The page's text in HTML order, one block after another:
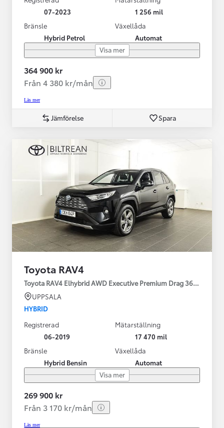
07-2023
1 256 mil
Bränsle
Hybrid Petrol
Växellåda
Automat
Visa mer
364 900 kr
Från 4 380 kr/mån
Läs mer
Jämförelse Spara
Toyota RAV4
Toyota RAV4 Elhybrid AWD Executive Premium Drag 360-kamera
UPPSALA
HYBRID
Registrerad
06-2019
Mätarställning
17 470 mil
Bränsle
Hybrid Bensin
Växellåda
Automat
Visa mer
269 900 kr
Från 3 170 kr/mån
Läs mer